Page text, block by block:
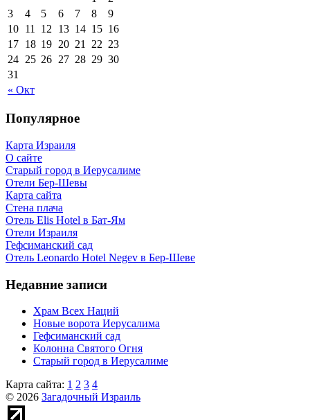
« Окт
3
4 5 6 7 8
9
10 11 12 13 14 15 16
17 18 19 20 21 22 23
24 25 26 27 28 29 30
31
Популярное
Карта Израиля
О сайте
Старый город в Иерусалиме
Отели Бер-Шевы
Карта сайта
Стена плача
Отель Elis Hotel в Бат-Ям
Отели Израиля
Гефсиманский сад
Отель Leonardo Hotel Negev в Бер-Шеве
Недавние записи
Храм Всех Наций
Новые ворота Иерусалима
Гефсиманский сад
Колонна Святого Огня
Старый город в Иерусалиме
Карта сайта: 1 2 3 4
© 2026 Загадочный Израиль